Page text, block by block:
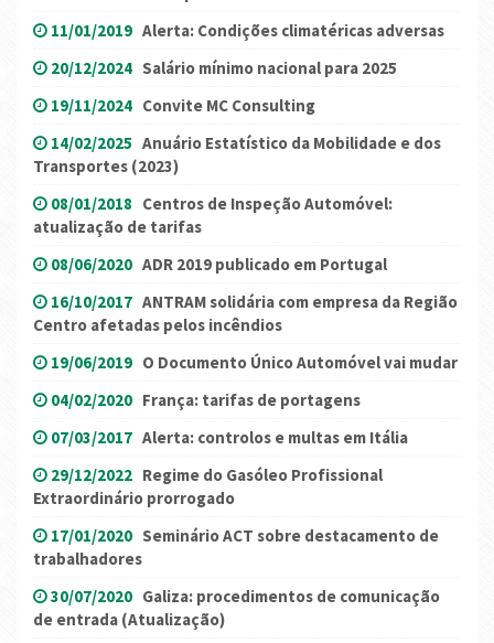
11/01/2019 Alerta: Condições climatéricas adversas
20/12/2024 Salário mínimo nacional para 2025
19/11/2024 Convite MC Consulting
14/02/2025 Anuário Estatístico da Mobilidade e dos
Transportes (2023)
08/01/2018 Centros de Inspeção Automóvel:
atualização de tarifas
08/06/2020 ADR 2019 publicado em Portugal
16/10/2017 ANTRAM solidária com empresa da Região
Centro afetadas pelos incêndios
19/06/2019 O Documento Único Automóvel vai mudar
04/02/2020 França: tarifas de portagens
07/03/2017 Alerta: controlos e multas em Itália
29/12/2022 Regime do Gasóleo Profissional
Extraordinário prorrogado
17/01/2020 Seminário ACT sobre destacamento de
trabalhadores
30/07/2020 Galiza: procedimentos de comunicação
de entrada (Atualização)